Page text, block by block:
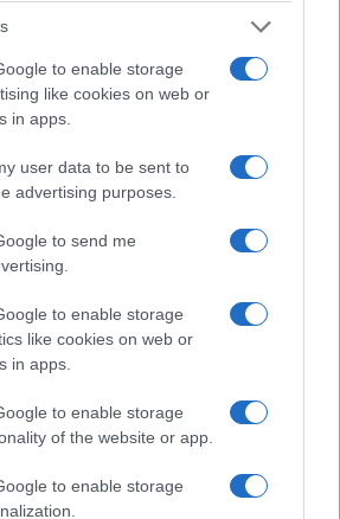
to enable storage
like cookies on web or
in apps.
user data to be sent to
advertising purposes.
to send me
to enable storage
like cookies on web or
in apps.
to enable storage
of the website or app.
to enable storage
φθινοπώρου σε ΗΠΑ και
Κύριλλος Τσακιρίδης,
Συλλόγου Λόφου